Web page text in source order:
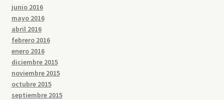
junio 2016
mayo 2016
abril 2016
febrero 2016
enero 2016
diciembre 2015
noviembre 2015
octubre 2015
septiembre 2015